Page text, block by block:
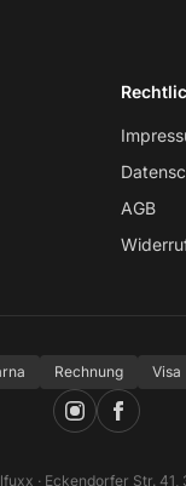
AGB
Rechnung Visa
· Eckendorfer Str. 41,